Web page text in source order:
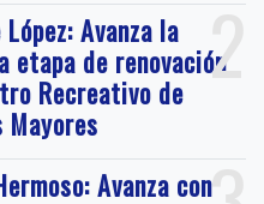
2
Avanza la
etapa de renovación
Recreativo de
Avanza con